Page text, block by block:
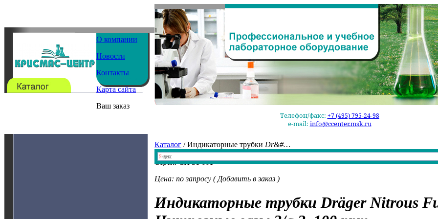
О компании
Новости
Контакты
Карта сайта
Ваш заказ
Телефон/факс: +7 (495) 795-24-98
e-mail: info@ccenter.msk.ru
Каталог / Индикаторные трубки Dr&#…
Серия: CH 31 001
Цена: по запросу ( Добавить в заказ )
Индикаторные трубкиDräger Nitrous